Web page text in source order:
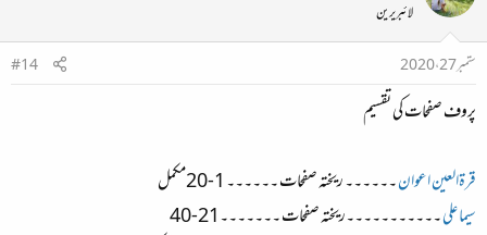
لائبریرین
ستمبر 27، 2020
#14
پروف صفحات کی تقسیم
قرۃالعین اعوان۔۔۔۔۔۔ ریختہ صفحات ۔۔۔۔۔۔ 1-20
مکمل
سیما علی۔۔۔۔۔۔۔۔۔۔۔ریختہ صفحات ۔۔۔۔۔۔۔21-40